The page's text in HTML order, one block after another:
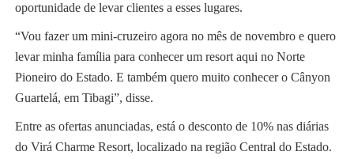
oportunidade de levar clientes a esses lugares.
“Vou fazer um mini-cruzeiro agora no mês de novembro e quero
levar minha família para conhecer um resort aqui no Norte
Pioneiro do Estado. E também quero muito conhecer o Cânyon
Guartelá, em Tibagi”, disse.
Entre as ofertas anunciadas, está o desconto de 10% nas diárias
do Virá Charme Resort, localizado na região Central do Estado.